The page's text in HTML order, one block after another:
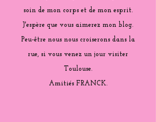
soin de mon corps et de mon esprit.
J'espère que vous aimerez mon blog.
Peu-être nous nous croiserons dans la
rue, si vous venez un jour visiter
Toulouse.
Amitiés FRANCK.